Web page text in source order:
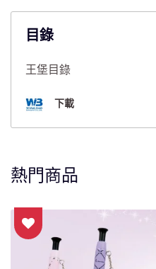
目錄
王堡目錄
下載
熱門商品